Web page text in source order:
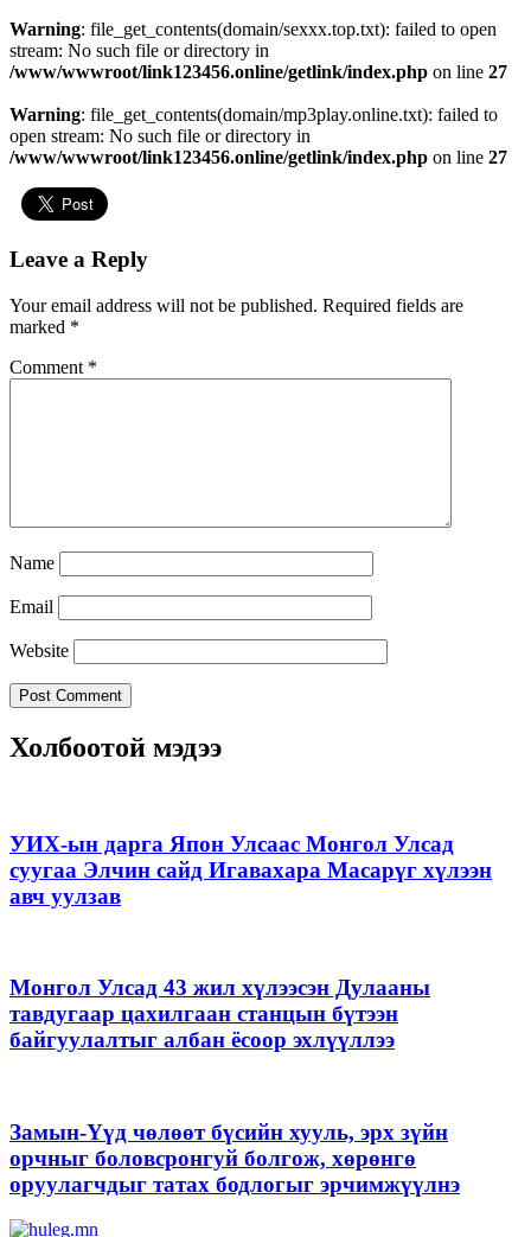
Warning: file_get_contents(domain/sexxx.top.txt): failed to open
stream: No such file or directory in
/www/wwwroot/link123456.online/getlink/index.php on line 27
Warning: file_get_contents(domain/mp3play.online.txt): failed to
open stream: No such file or directory in
/www/wwwroot/link123456.online/getlink/index.php on line 27
Leave a Reply
Your email address will not be published. Required fields are
marked *
Comment *
Name
Email
Website
Холбоотой мэдээ
УИХ-ын дарга Япон Улсаас Монгол Улсад
суугаа Элчин сайд Игавахара Масарүг хүлээн
авч уулзав
Монгол Улсад 43 жил хүлээсэн Дулааны
тавдугаар цахилгаан станцын бүтээн
байгуулалтыг албан ёсоор эхлүүллээ
Замын-Үүд чөлөөт бүсийн хууль, эрх зүйн
орчныг боловсронгуй болгож, хөрөнгө
оруулагчдыг татах бодлогыг эрчимжүүлнэ